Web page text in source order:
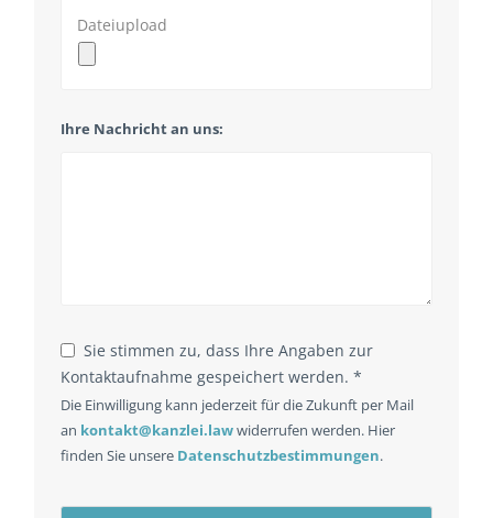
Dateiupload
Ihre Nachricht an uns:
Sie stimmen zu, dass Ihre Angaben zur
Kontaktaufnahme gespeichert werden. *
Die Einwilligung kann jederzeit für die Zukunft per Mail
an kontakt@kanzlei.lawwiderrufen werden. Hier
finden Sie unsere Datenschutzbestimmungen.